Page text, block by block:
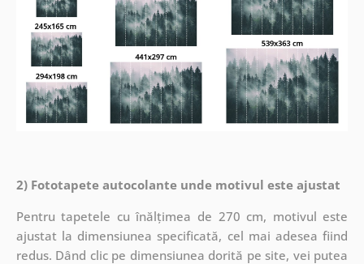
2) Fototapete autocolante unde motivul este ajustat
Pentru tapetele cu înălțimea de 270 cm, motivul este
ajustat la dimensiunea specificată, cel mai adesea fiind
redus. Dând clic pe dimensiunea dorită pe site, vei putea